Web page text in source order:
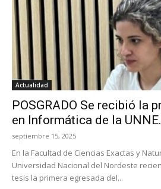
Actualidad
POSGRADO Se recibió la
en Informática de la
septiembre 15, 2025
En la Facultad de Ciencias Exactas y
Universidad Nacional del Nordeste
tesis la primera egresada del...